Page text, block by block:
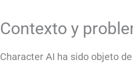
Contexto y
Character AI ha sido objeto